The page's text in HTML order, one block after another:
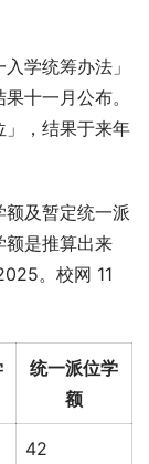
学统筹办法」
十一月公布。
」，结果于来年
及暂定统一派
额是推算出来
。校网 11
统一派位学
额
42